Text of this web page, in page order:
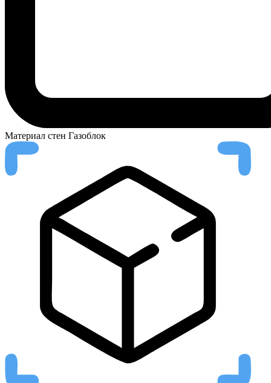
Материал стен Газоблок